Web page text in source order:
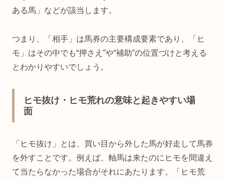
ある馬」などが該当します。
つまり、「相手」は馬券の主要構成要素であり、「ヒ
モ」はその中でも“押さえ”や“補助”の位置づけと考える
とわかりやすいでしょう。
ヒモ抜け・ヒモ荒れの意味と起きやすい場
面
「ヒモ抜け」とは、買い目から外した馬が好走して馬券
を外すことです。例えば、軸馬は来たのにヒモを間違え
て当たらなかった場合がそれにあたります。「ヒモ荒